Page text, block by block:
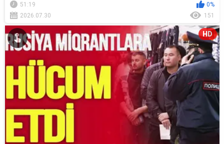
51:19
0%
2026.07.30
151
HD